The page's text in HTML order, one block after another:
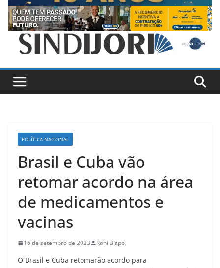
POLÍTICA NACIONAL
Brasil e Cuba vão
retomar acordo na área
de medicamentos e
vacinas
16 de setembro de 2023 Roni Bispo
O Brasil e Cuba retomarão acordo para